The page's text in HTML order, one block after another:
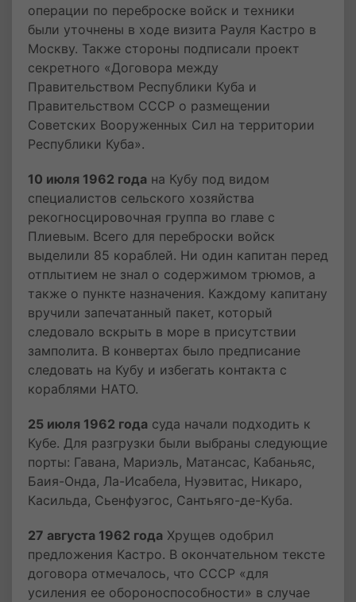
операции по переброске войск и техники
были уточнены в ходе визита Рауля Кастро в
Москву. Также стороны подписали проект
секретного «Договора между
Правительством Республики Куба и
Правительством СССР о размещении
Советских Вооруженных Сил на территории
Республики Куба».
10 июля 1962 года на Кубу под видом
специалистов сельского хозяйства
рекогносцировочная группа во главе с
Плиевым. Всего для переброски войск
выделили 85 кораблей. Ни один капитан перед
отплытием не знал о содержимом трюмов, а
также о пункте назначения. Каждому капитану
вручили запечатанный пакет, который
следовало вскрыть в море в присутствии
замполита. В конвертах было предписание
следовать на Кубу и избегать контакта с
кораблями НАТО.
25 июля 1962 года суда начали подходить к
Кубе. Для разгрузки были выбраны следующие
порты: Гавана, Мариэль, Матансас, Кабаньяс,
Баия-Онда, Ла-Исабела, Нуэвитас, Никаро,
Касильда, Сьенфуэгос, Сантьяго-де-Куба.
27 августа 1962 года Хрущев одобрил
предложения Кастро. В окончательном тексте
договора отмечалось, что СССР «для
усиления ее обороноспособности» в случае